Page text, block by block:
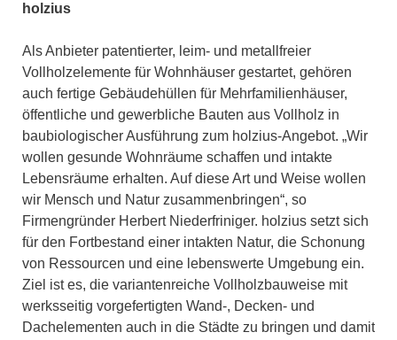
holzius
Als Anbieter patentierter, leim- und metallfreier
Vollholzelemente für Wohnhäuser gestartet, gehören
auch fertige Gebäudehüllen für Mehrfamilienhäuser,
öffentliche und gewerbliche Bauten aus Vollholz in
baubiologischer Ausführung zum holzius-Angebot. „Wir
wollen gesunde Wohnräume schaffen und intakte
Lebensräume erhalten. Auf diese Art und Weise wollen
wir Mensch und Natur zusammenbringen“, so
Firmengründer Herbert Niederfriniger. holzius setzt sich
für den Fortbestand einer intakten Natur, die Schonung
von Ressourcen und eine lebenswerte Umgebung ein.
Ziel ist es, die variantenreiche Vollholzbauweise mit
werksseitig vorgefertigten Wand-, Decken- und
Dachelementen auch in die Städte zu bringen und damit